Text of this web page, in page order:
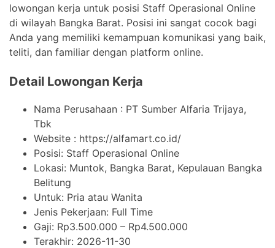
lowongan kerja untuk posisi Staff Operasional Online
di wilayah Bangka Barat. Posisi ini sangat cocok bagi
Anda yang memiliki kemampuan komunikasi yang baik,
teliti, dan familiar dengan platform online.
Detail Lowongan Kerja
Nama Perusahaan : PT Sumber Alfaria Trijaya,
Tbk
Website : https://alfamart.co.id/
Posisi: Staff Operasional Online
Lokasi: Muntok, Bangka Barat, Kepulauan Bangka
Belitung
Untuk: Pria atau Wanita
Jenis Pekerjaan: Full Time
Gaji: Rp3.500.000 – Rp4.500.000
Terakhir: 2026-11-30